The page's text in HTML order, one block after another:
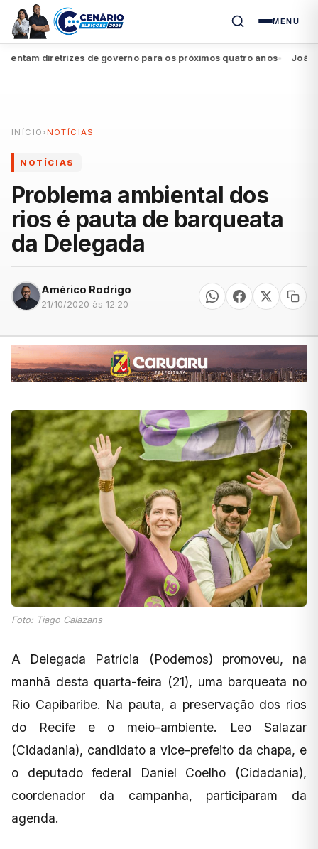
MENU
diretrizes de governo para os próximos quatro anos● João
INÍCIO › NOTÍCIAS
NOTÍCIAS
Problema ambiental dos
rios é pauta de barqueata
da Delegada
Américo Rodrigo
21/10/2020 às 12:20
Foto: Tiago Calazans
A Delegada Patrícia (Podemos) promoveu, na
manhã desta quarta-feira (21), uma barqueata no
Rio Capibaribe. Na pauta, a preservação dos rios
do Recife e o meio-ambiente. Leo Salazar
(Cidadania), candidato a vice-prefeito da chapa, e
o deputado federal Daniel Coelho (Cidadania),
coordenador da campanha, participaram da
agenda.